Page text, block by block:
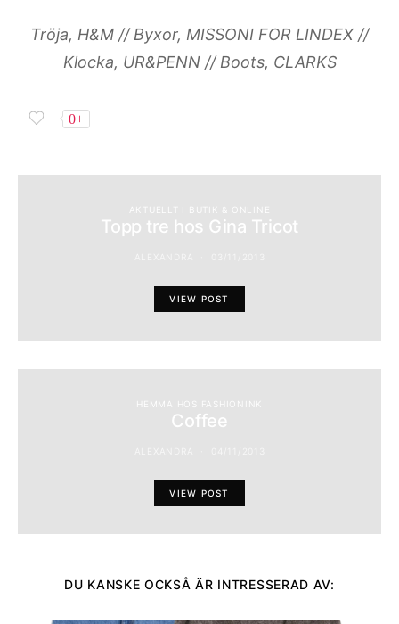
Tröja, H&M // Byxor, MISSONI FOR LINDEX //
Klocka, UR&PENN // Boots, CLARKS
0+
AKTUELLT I BUTIK & ONLINE
Topp tre hos Gina Tricot
VIEW POST
HEMMA HOS FASHIONINK
Coffee
VIEW POST
DU KANSKE OCKSÅ ÄR INTRESSERAD AV: